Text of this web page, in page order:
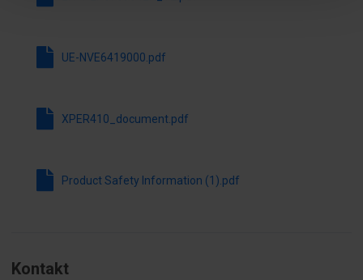
zwiernych
Liczba
samopowrotu
nie
Do układów
bezpieczeństwa
230 V
UE-NVE6419000.pdf
XPER410_document.pdf
Product Safety Information (1).pdf
Kontakt